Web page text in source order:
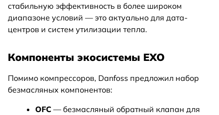
стабильную эффективность в более широком
диапазоне условий — это актуально для дата-
центров и систем утилизации тепла.
Компоненты экосистемы EXO
Помимо компрессоров, Danfoss предложил набор
безмасляных компонентов:
OFC — безмасляный обратный клапан для